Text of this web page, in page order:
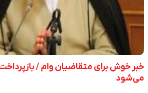
می‌شود